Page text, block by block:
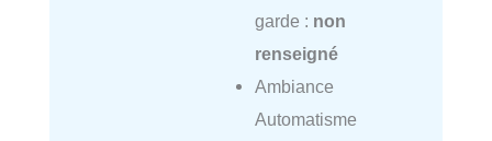
garde : non
renseigné
Ambiance
Automatisme